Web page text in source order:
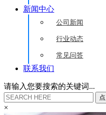
新闻中心
公司新闻
行业动态
常见问答
联系我们
请输入您要搜索的关键词...
点
×